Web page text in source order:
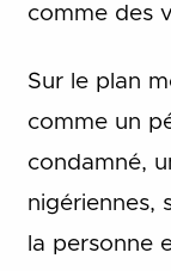
comme des
Sur le plan
comme un
condamné,
nigériennes,
la personne